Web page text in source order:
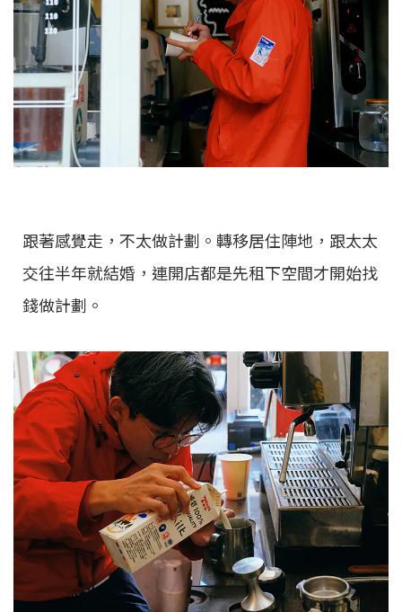
跟著感覺走，不太做計劃。轉移居住陣地，跟太太
交往半年就結婚，連開店都是先租下空間才開始找
錢做計劃。